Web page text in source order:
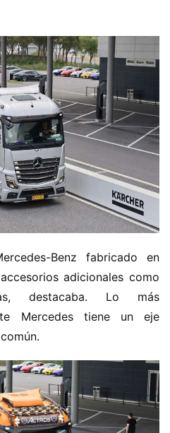
Benz fabricado en
adicionales como
destacaba. Lo más
Mercedes tiene un eje